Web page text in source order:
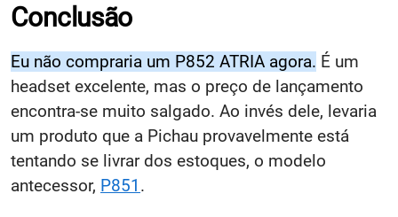
Conclusão
Eu não compraria um P852 ATRIA agora. É um
headset excelente, mas o preço de lançamento
encontra-se muito salgado. Ao invés dele, levaria
um produto que a Pichau provavelmente está
tentando se livrar dos estoques, o modelo
antecessor, P851 .